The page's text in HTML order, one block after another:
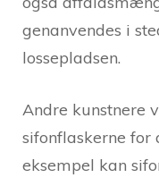
genanvendes i
lossepladsen.
Andre kunstnere
sifonflaskerne for
eksempel kan